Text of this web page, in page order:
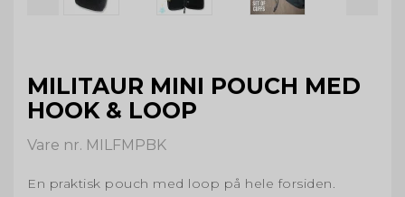
MILITAUR MINI POUCH MED
HOOK & LOOP
Vare nr. MILFMPBK
En praktisk pouch med loop på hele forsiden.